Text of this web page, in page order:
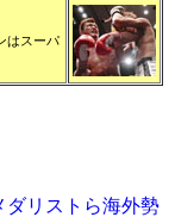
はスーパ
ダリストら海外勢